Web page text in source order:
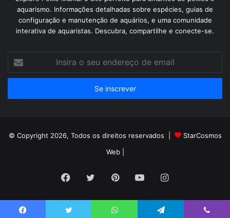
aquarismo. Informações detalhadas sobre espécies, guias de
configuração e manutenção de aquários, e uma comunidade
interativa de aquaristas. Descubra, compartilhe e conecte-se.
seu
de
© Copyright 2026, Todos os direitos reservados |
StarCosmos
Web|
Facebook
TwitterPinterestYouTubeInstagram